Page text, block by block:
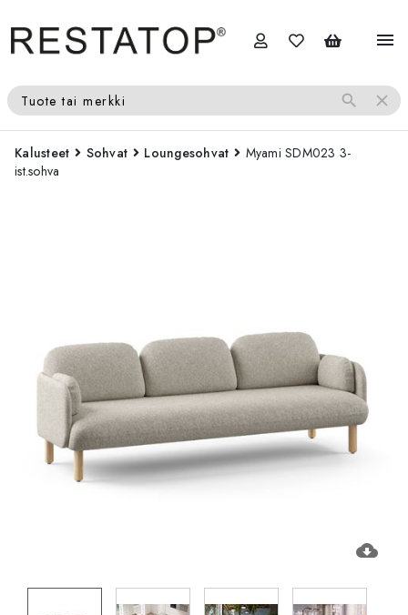
menu
Tuote tai merkki search close
Kalusteet Sohvat Loungesohvat
Myami SDM023 3-
ist.sohva
cloud_download